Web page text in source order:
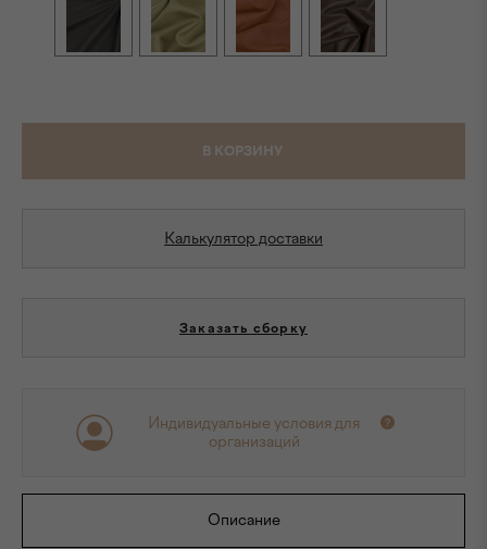
В КОРЗИНУ
Калькулятор доставки
Заказать сборку
Индивидуальные условия для
организаций
Описание